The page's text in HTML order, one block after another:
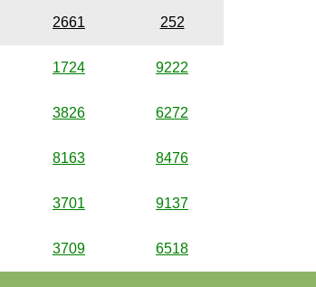
2661 252
1724 9222
3826 6272
8163 8476
3701 9137
3709 6518